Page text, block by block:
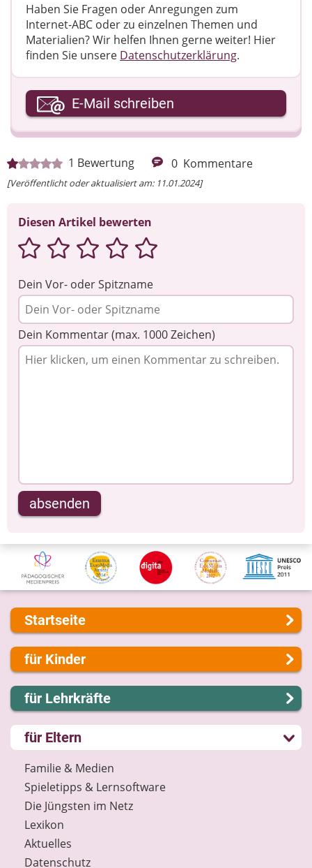
1 Bewertung 0 Kommentare
[Veröffentlicht oder aktualisiert am: 11.01.2024]
Diesen Artikel bewerten
Dein Vor- oder Spitzname
Dein Kommentar (max. 1000 Zeichen)
absenden
Haben Sie Fragen oder Anregungen zum
Internet-ABC oder zu einzelnen Themen und
Materialien? Wir helfen Ihnen gerne weiter! ​Hier
finden Sie unsere Datenschutzerklärung.
Ihre E-Mail-Adresse
Ihre Nachricht
E-Mail schreiben
Startseite
Über uns
Presse
Kontakt
Impressum
Internet-ABC Sitemap
Barrierefreiheit
Länderprojekte
für Kinder
Lernen und Schule
Hobby und Freizeit
Spiel und Spaß
Mitreden und Mitmachen
Lexikon
Datenschutz
Newsletter
für Lehrkräfte
Lernmodule
Unterrichts­materialien
Internet-ABC-Schule
Praxishilfen
Aktuelles
Materialbestellung
Lexikon
Datenschutz
für Eltern
Familie & Medien
Spieletipps & Lernsoftware
Die Jüngsten im Netz
Lexikon
Aktuelles
Datenschutz